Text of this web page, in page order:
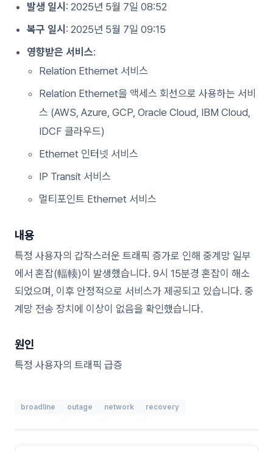
발생 일시 : 2025년 5월 7일 08:52
복구 일시 : 2025년 5월 7일 09:15
영향받은 서비스:
Relation Ethernet 서비스
Relation Ethernet을 액세스 회선으로 사용하는 서비
스 (AWS, Azure, GCP, Oracle Cloud, IBM Cloud,
IDCF 클라우드)
Ethernet 인터넷 서비스
IP Transit 서비스
멀티포인트 Ethernet 서비스
내용
특정 사용자의 갑작스러운 트래픽 증가로 인해 중계망 일부
에서 혼잡(輻輳)이 발생했습니다. 9시 15분경 혼잡이 해소
되었으며, 이후 안정적으로 서비스가 제공되고 있습니다. 중
계망 전송 장치에 이상이 없음을 확인했습니다.
원인
특정 사용자의 트래픽 급증
broadline outage network recovery